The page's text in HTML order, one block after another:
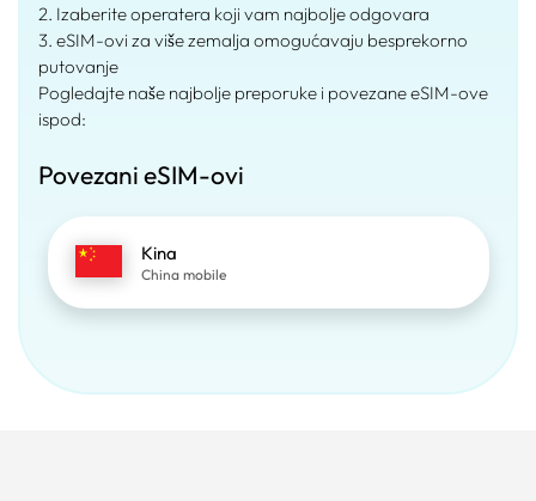
2. Izaberite operatera koji vam najbolje odgovara
3. eSIM-ovi za više zemalja omogućavaju besprekorno
putovanje
Pogledajte naše najbolje preporuke i povezane eSIM-ove
ispod:
Povezani eSIM-ovi
Kina
China mobile